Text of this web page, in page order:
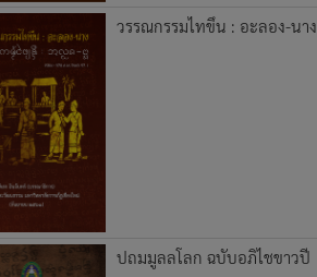
วรรณกรรมไทขึน : อะลอง-นาง
ปถมมูลลโลก ฉบับอภิไชขาวปี